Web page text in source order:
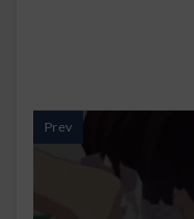
Prev